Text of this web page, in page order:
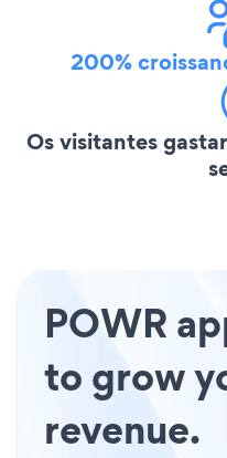
200%
Os visitantes
POWR
to grow
revenue.